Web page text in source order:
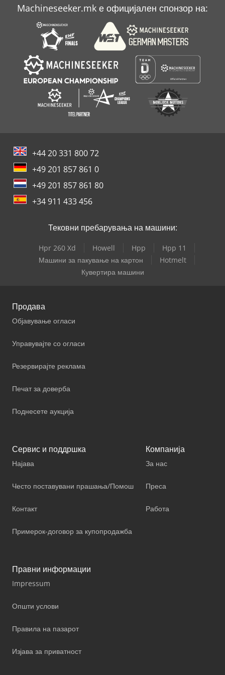
Machineseeker.mk е официјален спонзор на:
+44 20 331 800 72
+49 201 857 861 0
+49 201 857 861 80
+34 911 433 456
Тековни пребарувања на машини:
Hpr 260 Xd Howell Hpp
Hpp 11
Машини за пакување на картон
Hotmelt
Кувертира машини
Продава
Објавување огласи
Управувајте со огласи
Резервирајте реклама
Печат за доверба
Поднесете аукција
Сервис и поддршка
Најава
Често поставувани прашања/Помош
Контакт
Примерок-договор за купопродажба
Компанија
За нас
Преса
Работа
Правни информации
Impressum
Општи услови
Правила на пазарот
Изјава за приватност